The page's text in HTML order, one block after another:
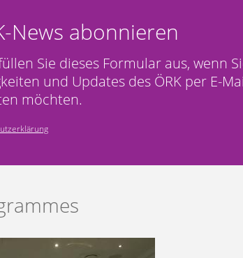
News abonnieren
Sie dieses Formular aus, wenn
und Updates des ÖRK per E-
möchten.